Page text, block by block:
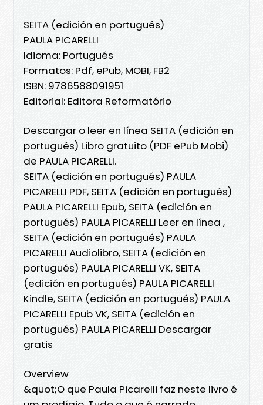
SEITA (edición en portugués)
PAULA PICARELLI
Idioma: Portugués
Formatos: Pdf, ePub, MOBI, FB2
ISBN: 9786588091951
Editorial: Editora Reformatório
Descargar o leer en línea SEITA (edición en
portugués) Libro gratuito (PDF ePub Mobi)
de PAULA PICARELLI.
SEITA (edición en portugués) PAULA
PICARELLI PDF, SEITA (edición en portugués)
PAULA PICARELLI Epub, SEITA (edición en
portugués) PAULA PICARELLI Leer en línea ,
SEITA (edición en portugués) PAULA
PICARELLI Audiolibro, SEITA (edición en
portugués) PAULA PICARELLI VK, SEITA
(edición en portugués) PAULA PICARELLI
Kindle, SEITA (edición en portugués) PAULA
PICARELLI Epub VK, SEITA (edición en
portugués) PAULA PICARELLI Descargar
gratis
Overview
&quot;O que Paula Picarelli faz neste livro é